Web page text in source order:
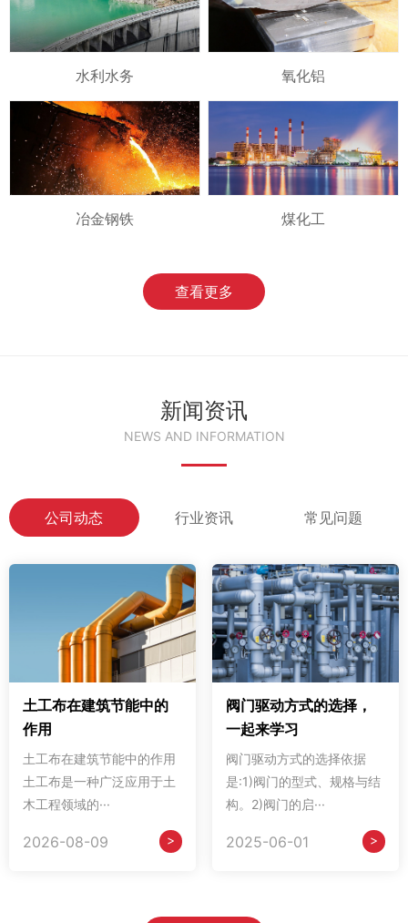
水利水务 氧化铝
冶金钢铁 煤化工
查看更多
新闻资讯
NEWS AND INFORMATION
公司动态 行业资讯 常见问题
土工布在建筑节能中的
作用
土工布在建筑节能中的作用
土工布是一种广泛应用于土
木工程领域的···
2026-08-09 >
阀门驱动方式的选择，
一起来学习
阀门驱动方式的选择依据
是:1)阀门的型式、规格与结
构。2)阀门的启···
2025-06-01 >